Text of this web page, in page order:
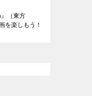
（東方
を楽しもう！